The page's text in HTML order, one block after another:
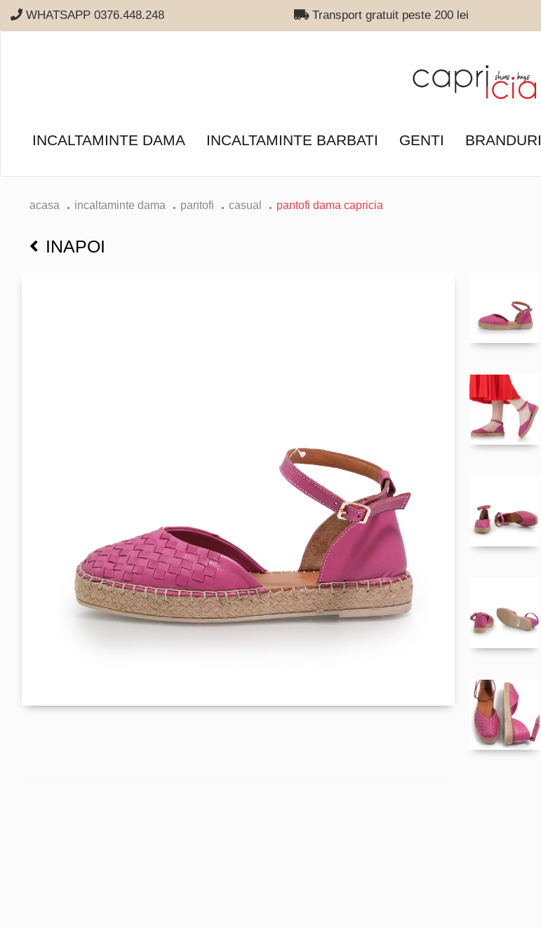
WHATSAPP 0376.448.248 Transport gratuit peste 200 lei
INCALTAMINTE DAMA INCALTAMINTE BARBATI GENTI BRANDURI
acasa incaltaminte dama pantofi casual pantofi dama capricia
INAPOI